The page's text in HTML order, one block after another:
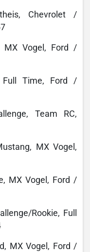
Chevrolet /
MX Vogel, Ford /
Full Time, Ford /
Team RC,
MX Vogel,
MX Vogel, Ford /
Rookie, Full
MX Vogel, Ford /